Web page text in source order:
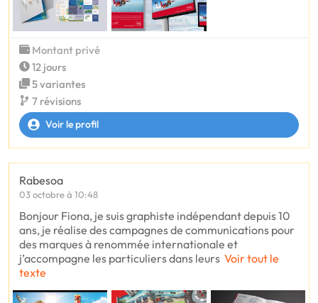
Montant privé
12 jours
5 variantes
7 révisions
Voir le profil
Rabesoa
03 octobre à 10:48
Bonjour Fiona, je suis graphiste indépendant depuis 10
ans, je réalise des campagnes de communications pour
des marques à renommée internationale et
j’accompagne les particuliers dans leurs Voir tout le
texte